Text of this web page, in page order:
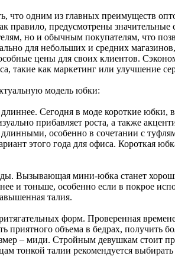
что одним из главных преимуществ
правило, предусмотрены значительные
но и обычным покупателям, что
для небольших и средних
цены для своих клиентов.
такие как маркетинг или улучшение
модель юбки:
Сегодня в моде короткие юбки,
прибавляет роста, а также
длинными, особенно в сочетании с
этого года для офиса. Короткая
Вызывающая мини-юбка станет
и тоньше, особенно если в покрое
талия.
форм. Проверенная
приятного объема в бедрах, получить
– миди. Стройным девушкам стоит
тонкой талии рекомендуется